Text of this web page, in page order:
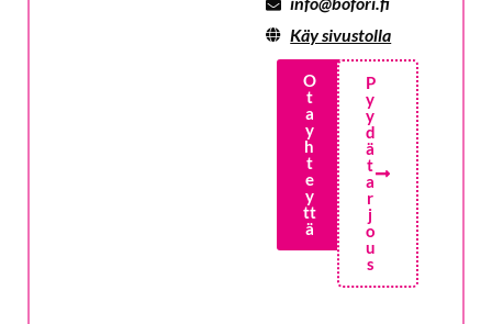
Käy sivustolla
O
t
a
y
h
t
e
y
tt
ä
P
y
y
d
ä
t
a
r
j
o
u
s